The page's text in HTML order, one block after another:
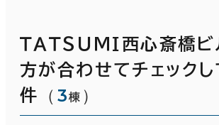
ＴＡＴＳＵＭＩ西心斎橋
方が合わせてチェック
件
（ 3棟 ）